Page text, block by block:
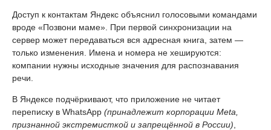
Доступ к контактам Яндекс объяснил голосовыми командами
вроде «Позвони маме». При первой синхронизации на
сервер может передаваться вся адресная книга, затем —
только изменения. Имена и номера не хешируются:
компании нужны исходные значения для распознавания
речи.
В Яндексе подчёркивают, что приложение не читает
переписку в WhatsApp (принадлежит корпорации Meta,
признанной экстремисткой и запрещённой в России)